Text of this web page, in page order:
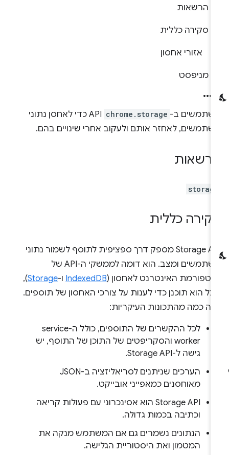
הרשאות
סקירה כללית
אזורי אחסון
מניפסט
ב- chrome.storage
API כדי לאחסן נתוני
לאחזר אותם ולעקוב אחרי שינויים בהם.
כללית
‫Storage API מספק דרך ספציפית לתוסף לשמור נתוני
משתמשים ומצב. הוא דומה לממשקי ה-API של
האינטרנט לאחסון (IndexedDBו-Storage
),
הוא תוכנן כדי לענות על צורכי האחסון של תוספים.
כמה מהתכונות העיקריות:
לכל ההקשרים של התוספים, כולל ה-service
worker והסקריפטים של התוכן של התוסף, יש
גישה ל-Storage API.
הערכים שניתנים לסריאליזציה ב-JSON
מאוחסנים כמאפייני אובייקט.
‫Storage API הוא אסינכרוני עם פעולות קריאה
וכתיבה בכמות גדולה.
הנתונים נשמרים גם אם המשתמש מנקה את
המטמון ואת היסטוריית הגלישה.